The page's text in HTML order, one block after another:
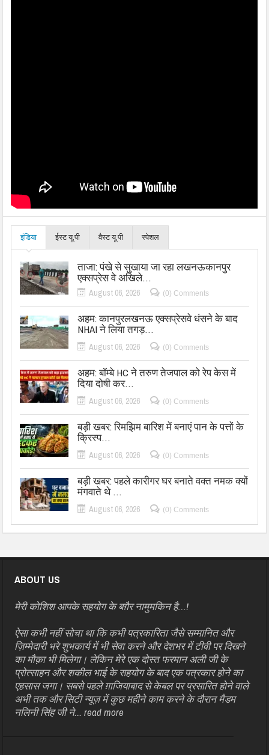
इंडिया ईस्ट यू.पी वैस्ट यू.पी स्पेशल
ताजा: पंखे से सुखाया जा रहा लखनऊकानपुर
एक्सप्रेस वे अखिले…
August 06, 2026 (0) Comments
अहम: कानपुरलखनऊ एक्सप्रेसवे धंसने के बाद
NHAI ने लिया तगड़…
August 06, 2026 (0) Comments
अहम: बॉम्बे HC ने तरुण तेजपाल को रेप केस में
दिया दोषी कर…
August 06, 2026 (0) Comments
बड़ी खबर: रिमझिम बारिश में बनाएं पान के पत्तों के
क्रिस्प…
August 06, 2026 (0) Comments
बड़ी खबर: पहले कारीगर घर बनाते वक्त नमक क्यों
मंगवाते थे …
August 06, 2026 (0) Comments
ABOUT US
मेरी कोशिश आपके सहयोग के बग़ैर नामुमकिन है…!
ऐसा कभी नहीं सोचा था कि कभी पत्रकारिता जैसे सम्मानित और
ज़िम्मेदारी भरे शुभकार्य में भी सेवा करने और देशभर में टीवी पर दिखने
का मौक़ा भी मिलेगा। लेकिन मेरे एक दोस्त फरमान अली जी के
प्रोत्साहन और शकील भाई के सहयोग के बाद एक पत्रकार होने का
एहसास जगा। सबसे पहले ग़ाजियाबाद से केबल पर प्रसारित होने वाले
अभी तक और सिटी न्यूज़ में कुछ महीने काम करने के दौरान मैडम
नलिनी सिंह जी ने...read more